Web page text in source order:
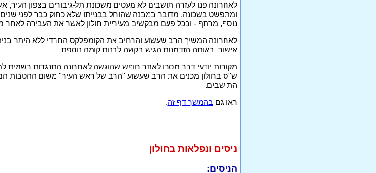
לאחרונה פנו לעזרה תושבים לא מעטים משכונת תל-גיבורים בצפון העיר,
ומתפשט בשכונה. מדובר במבנה שהוחל בבנייתו שלא כחוק כבר לפני
נוסף, מרתף - ובכל פעם מבקשים מעיריית חולון לאשר את העבירה לאחר
לאחרונה המשיך הרב שעשוע והרחיב את הקומפלקס החרדי ללא היתר
אישור. באותה הזדמנות הגיש בקשה לבנות קומה נוספת.
מקורות יודעי דבר מסרו לאתר חופש שהוגשה לאחרונה התנגדות רשמית
ש"ס בחולון מכנים את הרב שעשוע "הרב של ראש העיר" משום ההטבות
התושבים.
ראו גם בהמשך דף זה.
ניסים ונפלאות בחולון
הניסים: